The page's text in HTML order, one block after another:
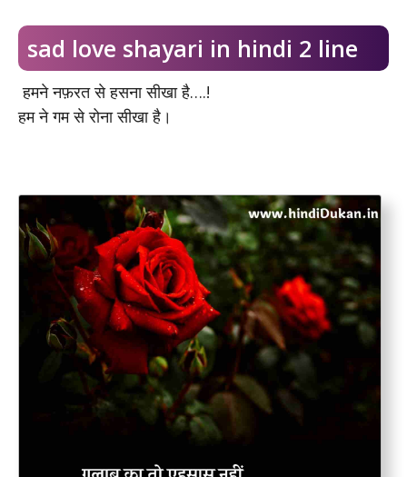
sad love shayari in hindi 2 line
हमने नफ़रत से हसना सीखा है….!
हम ने गम से रोना सीखा है।